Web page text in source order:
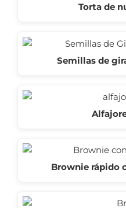
Torta de
Semillas de
Brownie rápido